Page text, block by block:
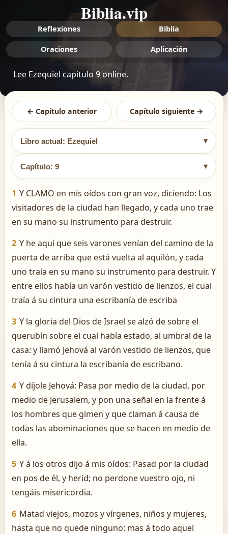
Biblia.vip
Reflexiones Biblia
Oraciones Aplicación
Lee Ezequiel capitulo 9 online.
← Capítulo anterior Capítulo siguiente →
Libro actual: Ezequiel ▾
Capítulo: 9 ▾
1 Y CLAMO en mis oídos con gran voz, diciendo: Los
visitadores de la ciudad han llegado, y cada uno trae
en su mano su instrumento para destruir.
2 Y he aquí que seis varones venían del camino de la
puerta de arriba que está vuelta al aquilón, y cada
uno traía en su mano su instrumento para destruir. Y
entre ellos había un varón vestido de lienzos, el cual
traía á su cintura una escribanía de escriba
3 Y la gloria del Dios de Israel se alzó de sobre el
querubín sobre el cual había estado, al umbral de la
casa: y llamó Jehová al varón vestido de lienzos, que
tenía á su cintura la escribanía de escribano.
4 Y díjole Jehová: Pasa por medio de la ciudad, por
medio de Jerusalem, y pon una señal en la frente á
los hombres que gimen y que claman á causa de
todas las abominaciones que se hacen en medio de
ella.
5 Y á los otros dijo á mis oídos: Pasad por la ciudad
en pos de él, y herid; no perdone vuestro ojo, ni
tengáis misericordia.
6 Matad viejos, mozos y vírgenes, niños y mujeres,
hasta que no quede ninguno: mas á todo aquel